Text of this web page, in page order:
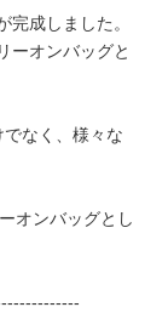
成しました。
ーオンバッグと
なく、様々な
オンバッグとし